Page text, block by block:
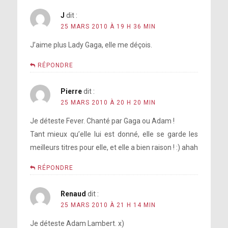
J dit :
25 MARS 2010 À 19 H 36 MIN
J’aime plus Lady Gaga, elle me déçois.
RÉPONDRE
Pierre dit :
25 MARS 2010 À 20 H 20 MIN
Je déteste Fever. Chanté par Gaga ou Adam !
Tant mieux qu’elle lui est donné, elle se garde les
meilleurs titres pour elle, et elle a bien raison ! :) ahah
RÉPONDRE
Renaud dit :
25 MARS 2010 À 21 H 14 MIN
Je déteste Adam Lambert. x)